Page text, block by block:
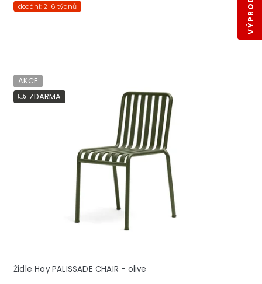
dodání: 2-6 týdnů
AKCE
ZDARMA
Židle Hay PALISSADE CHAIR - olive